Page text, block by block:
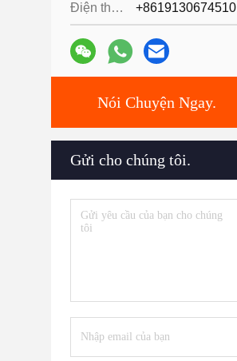
Điện thoại: +8619130674510
Nói Chuyện Ngay.
Gửi cho chúng tôi.